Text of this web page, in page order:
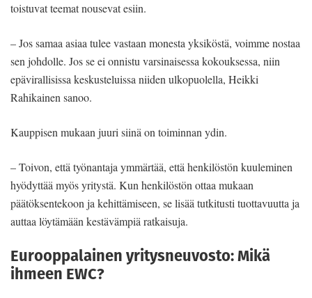
toistuvat teemat nousevat esiin.
– Jos samaa asiaa tulee vastaan monesta yksiköstä, voimme nostaa
sen johdolle. Jos se ei onnistu varsinaisessa kokouksessa, niin
epävirallisissa keskusteluissa niiden ulkopuolella, Heikki
Rahikainen sanoo.
Kauppisen mukaan juuri siinä on toiminnan ydin.
– Toivon, että työnantaja ymmärtää, että henkilöstön kuuleminen
hyödyttää myös yritystä. Kun henkilöstön ottaa mukaan
päätöksentekoon ja kehittämiseen, se lisää tutkitusti tuottavuutta ja
auttaa löytämään kestävämpiä ratkaisuja.
Eurooppalainen yritysneuvosto: Mikä
ihmeen EWC?